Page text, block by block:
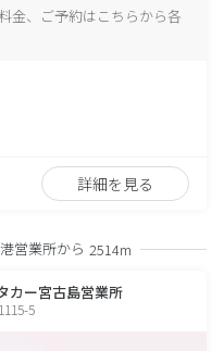
金、ご予約はこちらから各
詳細を見る
営業所から 2514m
カー宮古島営業所
5